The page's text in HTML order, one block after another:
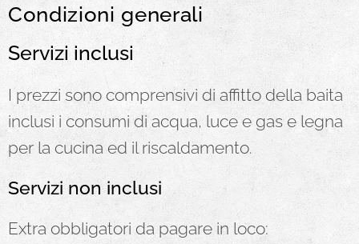
Condizioni generali
Servizi inclusi
I prezzi sono comprensivi di affitto della baita
inclusi i consumi di acqua, luce e gas e legna
per la cucina ed il riscaldamento.
Servizi non inclusi
Extra obbligatori da pagare in loco: